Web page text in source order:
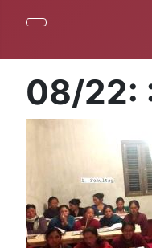
08/22: